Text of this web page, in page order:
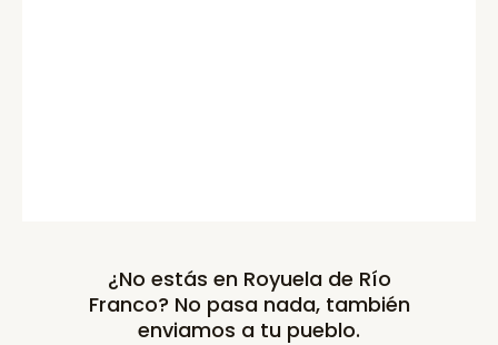
¿No estás en Royuela de Río
Franco? No pasa nada, también
enviamos a tu pueblo.